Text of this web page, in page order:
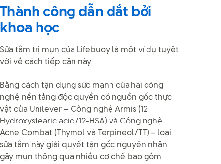
Thành công dẫn dắt bởi
khoa học
Sữa tắm trị mụn của Lifebuoy là một ví dụ tuyệt
vời về cách tiếp cận này.
Bằng cách tận dụng sức mạnh của hai công
nghệ nền tảng độc quyền có nguồn gốc thực
vật của Unilever – Công nghệ Armis (12
Hydroxystearic acid/12-HSA) và Công nghệ
Acne Combat (Thymol và Terpineol/TT) – loại
sữa tắm này giải quyết tận gốc nguyên nhân
gây mụn thông qua nhiều cơ chế bao gồm